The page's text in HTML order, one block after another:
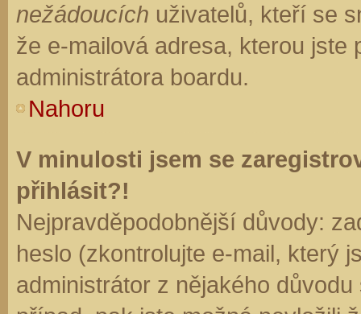
nežádoucích uživatelů, kteří se
že e-mailová adresa, kterou jste
administrátora boardu.
Nahoru
V minulosti jsem se
přihlásit?!
Nejpravděpodobnější důvody:
heslo (zkontrolujte e-mail, který
administrátor z nějakého